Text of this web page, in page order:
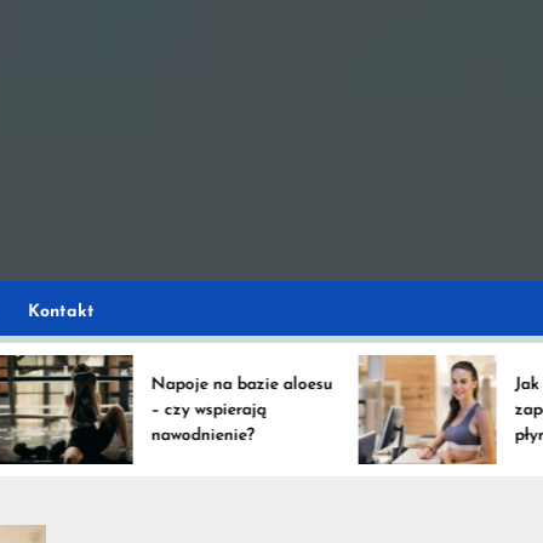
na temat
Kontakt
Napoje na bazie aloesu
– czy wspierają
nawodnienie?
Jak
płyny